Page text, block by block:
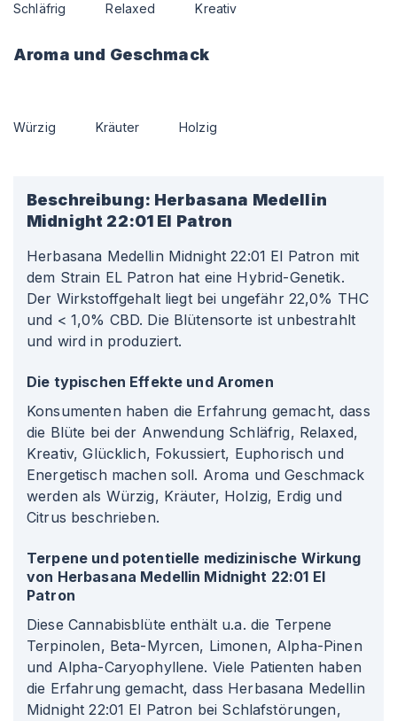
Schläfrig Relaxed Kreativ
Aroma und Geschmack
Würzig Kräuter Holzig
Beschreibung: Herbasana Medellin
Midnight 22:01 El Patron
Herbasana Medellin Midnight 22:01 El Patron mit
dem Strain EL Patron hat eine Hybrid-Genetik.
Der Wirkstoffgehalt liegt bei ungefähr 22,0% THC
und < 1,0% CBD. Die Blütensorte ist unbestrahlt
und wird in produziert.
Die typischen Effekte und Aromen
Konsumenten haben die Erfahrung gemacht, dass
die Blüte bei der Anwendung Schläfrig, Relaxed,
Kreativ, Glücklich, Fokussiert, Euphorisch und
Energetisch machen soll. Aroma und Geschmack
werden als Würzig, Kräuter, Holzig, Erdig und
Citrus beschrieben.
Terpene und potentielle medizinische Wirkung
von Herbasana Medellin Midnight 22:01 El
Patron
Diese Cannabisblüte enthält u.a. die Terpene
Terpinolen, Beta-Myrcen, Limonen, Alpha-Pinen
und Alpha-Caryophyllene. Viele Patienten haben
die Erfahrung gemacht, dass Herbasana Medellin
Midnight 22:01 El Patron bei Schlafstörungen,